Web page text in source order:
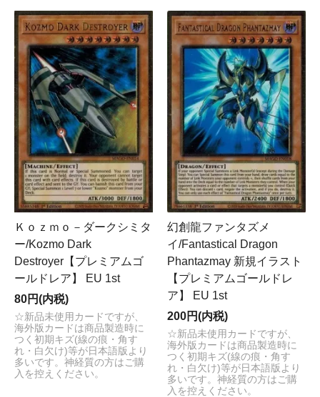
Ｋｏｚｍｏ－ダークシミタ
ー/Kozmo Dark
Destroyer【プレミアムゴ
ールドレア】 EU 1st
80円(内税)
☆新品未使用カードですが、
海外版カードは商品製造時に
つく初期キズ(線の痕・角す
れ・白欠け)等が日本語版より
多いです。神経質の方はご購
入を控えください。
幻創龍ファンタズメ
イ/Fantastical Dragon
Phantazmay 新規イラスト
【プレミアムゴールドレ
ア】 EU 1st
200円(内税)
☆新品未使用カードですが、
海外版カードは商品製造時に
つく初期キズ(線の痕・角す
れ・白欠け)等が日本語版より
多いです。神経質の方はご購
入を控えください。